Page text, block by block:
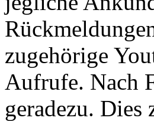
zugehörige
Aufrufe. Nach
geradezu.